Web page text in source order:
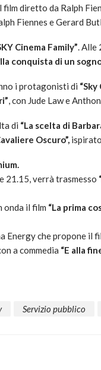
diretto da Ralph
Fiennes e Gerard
Cinema Family”. Alle
conquista di un
i protagonisti di “Sky
, con Jude Law e
di “La scelta di
Oscuro”,
21.15, verrà trasmesso
onda il film “La prima
Energy che propone il
a commedia “E alla
Servizio pubblico